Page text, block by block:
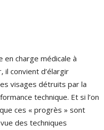
charge médicale à
il convient d’élargir
visages détruits par la
technique. Et si l’on
ces « progrès » sont
des techniques